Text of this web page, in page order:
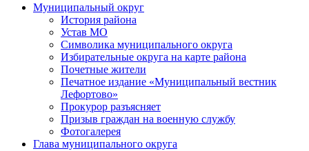
Муниципальный округ
История района
Устав МО
Символика муниципального округа
Избирательные округа на карте района
Почетные жители
Печатное издание «Муниципальный вестник
Лефортово»
Прокурор разъясняет
Призыв граждан на военную службу
Фотогалерея
Глава муниципального округа